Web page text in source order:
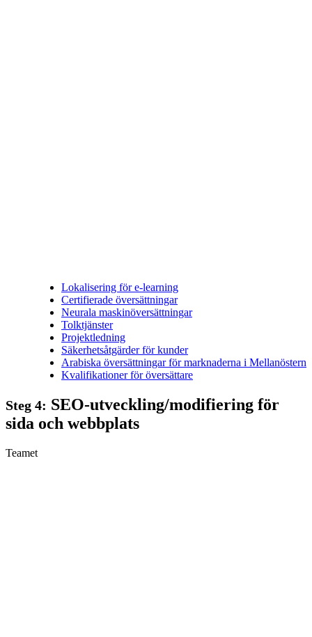
Lokalisering för e-learning
Certifierade översättningar
Neurala maskinöversättningar
Tolktjänster
Projektledning
Säkerhetsåtgärder för kunder
Arabiska översättningar för marknaderna i Mellanöstern
Kvalifikationer för översättare
Steg 4: SEO-utveckling/modifiering för
sida och webbplats
Teamet